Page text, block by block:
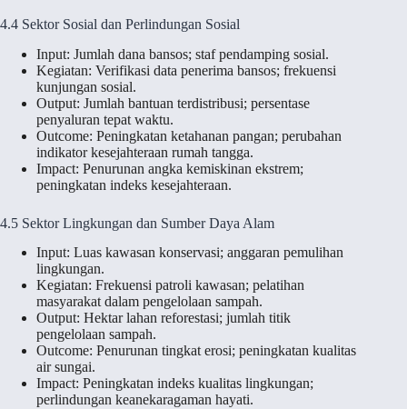
4.4 Sektor Sosial dan Perlindungan Sosial
Input: Jumlah dana bansos; staf pendamping sosial.
Kegiatan: Verifikasi data penerima bansos; frekuensi
kunjungan sosial.
Output: Jumlah bantuan terdistribusi; persentase
penyaluran tepat waktu.
Outcome: Peningkatan ketahanan pangan; perubahan
indikator kesejahteraan rumah tangga.
Impact: Penurunan angka kemiskinan ekstrem;
peningkatan indeks kesejahteraan.
4.5 Sektor Lingkungan dan Sumber Daya Alam
Input: Luas kawasan konservasi; anggaran pemulihan
lingkungan.
Kegiatan: Frekuensi patroli kawasan; pelatihan
masyarakat dalam pengelolaan sampah.
Output: Hektar lahan reforestasi; jumlah titik
pengelolaan sampah.
Outcome: Penurunan tingkat erosi; peningkatan kualitas
air sungai.
Impact: Peningkatan indeks kualitas lingkungan;
perlindungan keanekaragaman hayati.